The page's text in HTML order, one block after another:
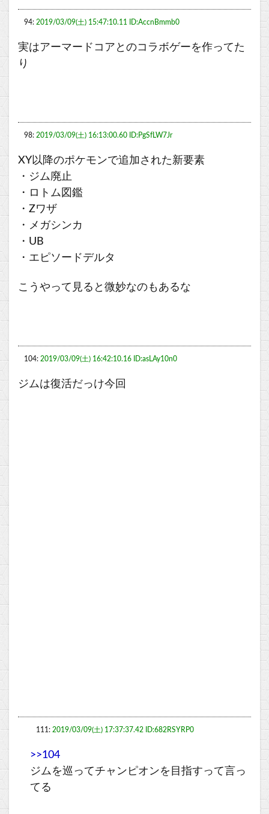
94: 2019/03/09(土) 15:47:10.11 ID:AccnBmmb0
実はアーマードコアとのコラボゲーを作ってた
り
98: 2019/03/09(土) 16:13:00.60 ID:PgSfLW7Jr
XY以降のポケモンで追加された新要素
・ジム廃止
・ロトム図鑑
・Zワザ
・メガシンカ
・UB
・エピソードデルタ
こうやって見ると微妙なのもあるな
104: 2019/03/09(土) 16:42:10.16 ID:asLAy10n0
ジムは復活だっけ今回
111: 2019/03/09(土) 17:37:37.42 ID:682RSYRP0
>>104
ジムを巡ってチャンピオンを目指すって言っ
てる